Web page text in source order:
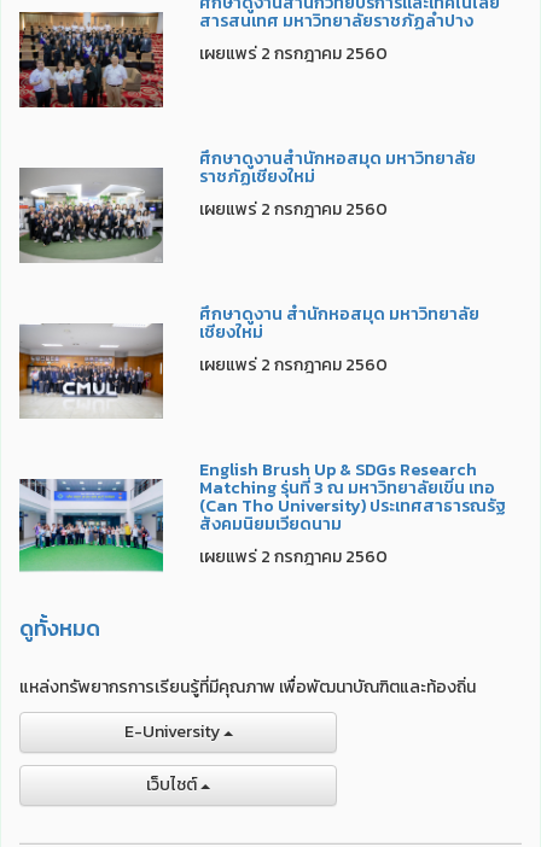
สารสนเทศ มหาวิทยาลัยราชภัฏลำปาง
เผยแพร่ 2 กรกฎาคม 2560
ศึกษาดูงานสำนักหอสมุด มหาวิทยาลัย
ราชภัฏเชียงใหม่
เผยแพร่ 2 กรกฎาคม 2560
ศึกษาดูงาน สำนักหอสมุด มหาวิทยาลัย
เชียงใหม่
เผยแพร่ 2 กรกฎาคม 2560
English Brush Up & SDGs Research
Matching รุ่นที่ 3 ณ มหาวิทยาลัยเขิ่น เทอ
(Can Tho University) ประเทศสาธารณรัฐ
สังคมนิยมเวียดนาม
เผยแพร่ 2 กรกฎาคม 2560
ดูทั้งหมด
แหล่งทรัพยากรการเรียนรู้ที่มีคุณภาพ เพื่อพัฒนาบัณฑิตและท้องถิ่น
E-University
เว็บไชต์